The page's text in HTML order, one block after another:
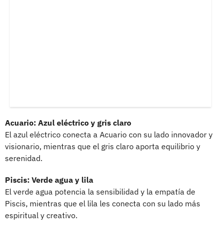
Acuario: Azul eléctrico y gris claro
El azul eléctrico conecta a Acuario con su lado innovador y
visionario, mientras que el gris claro aporta equilibrio y
serenidad.
Piscis: Verde agua y lila
El verde agua potencia la sensibilidad y la empatía de
Piscis, mientras que el lila les conecta con su lado más
espiritual y creativo.